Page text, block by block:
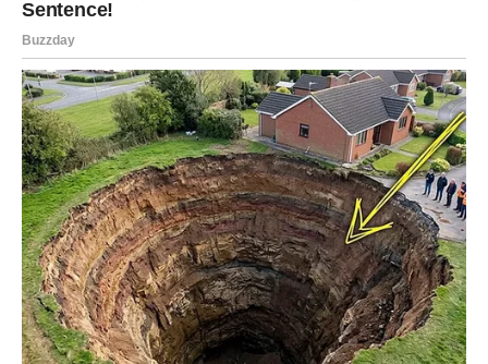
iritaciju, organizam proizvodi više pljuvačke kako bi neutralisao
kiselinu.
Ovaj refleks je čest kod osoba koje pate od
gastroezofagealnog refluksa, naročito tokom noći, kada je
telo u horizontalnom položaju.
4. Infekcije sinusa i gornjih
disajnih puteva
Kodsinusnih infekcijai prehlada dolazi do otežanog disanja i